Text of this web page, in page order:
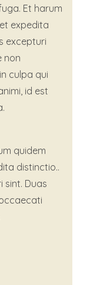
Et harum
expedita
excepturi
non
culpa qui
id est
quidem
distinctio..
sint. Duas